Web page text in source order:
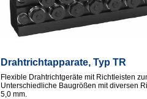
Drahtrichtapparate, Typ TR
Flexible Drahtrichtgeräte mit Richtleisten
Unterschiedliche Baugrößen mit diversen
5,0 mm.